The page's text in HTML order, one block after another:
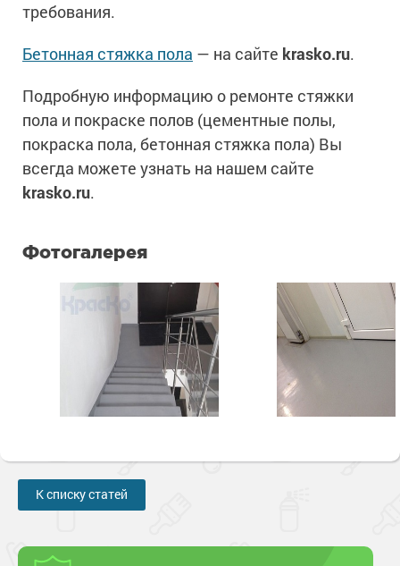
требования.
Бетонная стяжка пола — на сайте krasko.ru.
Подробную информацию о ремонте стяжки
пола и покраске полов (цементные полы,
покраска пола, бетонная стяжка пола) Вы
всегда можете узнать на нашем сайте
krasko.ru.
Фотогалерея
К списку статей